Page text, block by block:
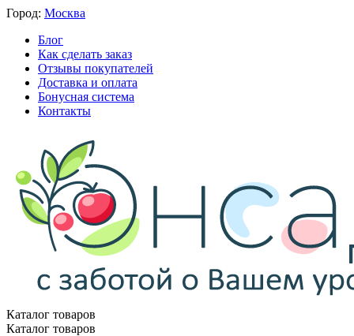
Город: Москва
Блог
Как сделать заказ
Отзывы покупателей
Доставка и оплата
Бонусная система
Контакты
Каталог товаров
Каталог товаров